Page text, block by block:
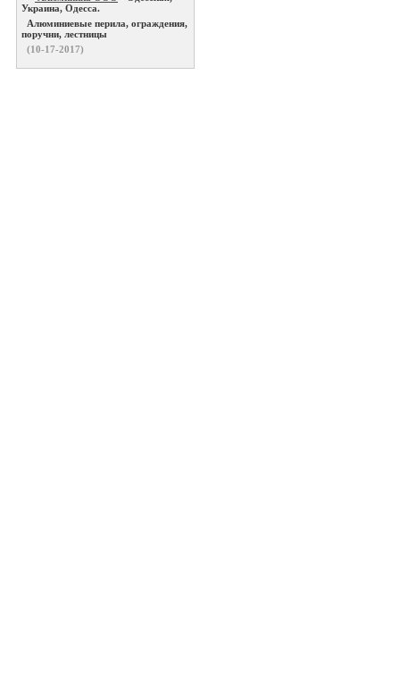
Украина, Одесса.
Алюминиевые перила, ограждения,
поручни, лестницы
(10-17-2017)